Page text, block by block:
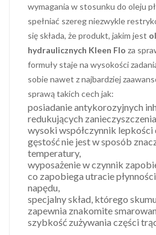
wymagania w stosunku do oleju
spełniać szereg niezwykle
się składa, że produkt, jakim jest
hydraulicznych Kleen Flo za
formuły staje na wysokości
sobie nawet z najbardziej
sprawą takich cech jak:
posiadanie antykorozyjnych
redukujących
wysoki współczynnik lepkości
gęstość nie jest w sposób
temperatury,
wyposażenie w czynnik
co zapobiega utracie
napędu,
specjalny skład, którego
zapewnia znakomite
szybkość zużywania części